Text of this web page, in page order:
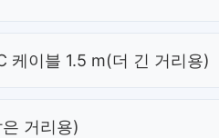
이블 1.5 m(더 긴 거리용)
거리용)